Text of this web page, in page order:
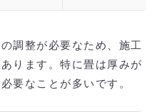
調整が必要なため、施工
ります。特に畳は厚みが
要なことが多いです。